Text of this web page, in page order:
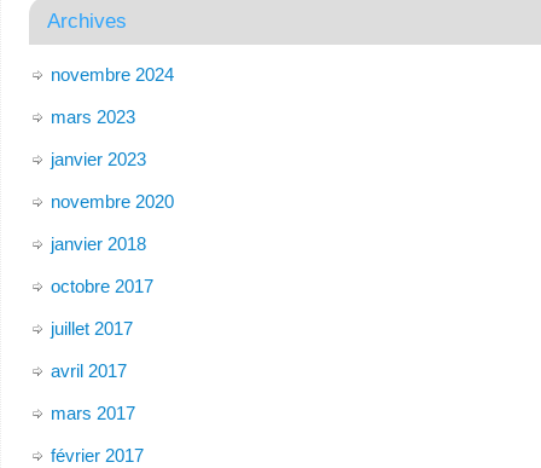
Archives
novembre 2024
mars 2023
janvier 2023
novembre 2020
janvier 2018
octobre 2017
juillet 2017
avril 2017
mars 2017
février 2017